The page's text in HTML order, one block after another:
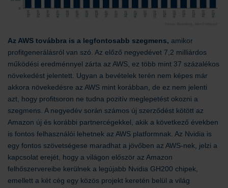
Az AWS továbbra is a legfontosabb szegmens, amikor
profitgenerálásról van szó. Az előző negyedévet 7,2 milliárdos
működési eredménnyel zárta az AWS, ez több mint 37 százalékos
növekedést jelentett. Ugyan a bevételek terén nem képes már
akkora növekedésre az AWS mint korábban, de ez nem jelenti
azt, hogy profitsoron ne tudna pozitív meglepetést okozni a
szegmens. A negyedév során számos új szerződést kötött az
Amazon új és korábbi partnercégekkel, akik a következő években
is fontos felhasználói lehetnek az AWS platformnak. Az Nvidia is
egy fontos szövetségese maradhat a jövőben az AWS-nek, jelzi a
kapcsolat erejét, hogy a világon először az Amazon
felhőszervereibe kerülnek a legújabb Nvidia GH200 chipek,
emellett a két cég egy közös projekt keretén belül a világ